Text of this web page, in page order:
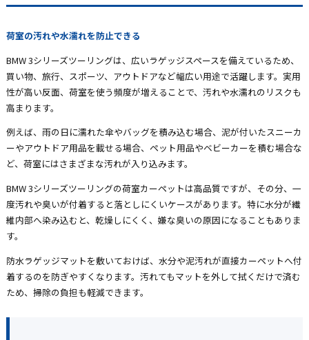
荷室の汚れや水濡れを防止できる
BMW 3シリーズツーリングは、広いラゲッジスペースを備えているため、
買い物、旅行、スポーツ、アウトドアなど幅広い用途で活躍します。実用
性が高い反面、荷室を使う頻度が増えることで、汚れや水濡れのリスクも
高まります。
例えば、雨の日に濡れた傘やバッグを積み込む場合、泥が付いたスニーカ
ーやアウトドア用品を載せる場合、ペット用品やベビーカーを積む場合な
ど、荷室にはさまざまな汚れが入り込みます。
BMW 3シリーズツーリングの荷室カーペットは高品質ですが、その分、一
度汚れや臭いが付着すると落としにくいケースがあります。特に水分が繊
維内部へ染み込むと、乾燥しにくく、嫌な臭いの原因になることもありま
す。
防水ラゲッジマットを敷いておけば、水分や泥汚れが直接カーペットへ付
着するのを防ぎやすくなります。汚れてもマットを外して拭くだけで済む
ため、掃除の負担も軽減できます。